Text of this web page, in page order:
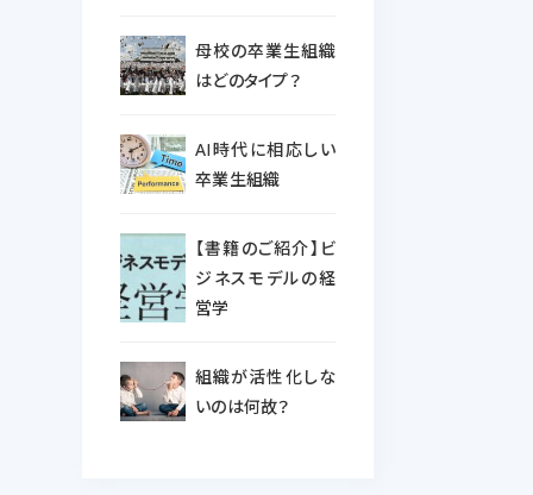
母校の卒業生組織
はどのタイプ？
AI時代に相応しい
卒業生組織
【書籍のご紹介】ビ
ジネスモデルの経
営学
組織が活性化しな
いのは何故？